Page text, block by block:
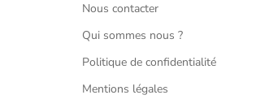
Nous contacter
Qui sommes nous ?
Politique de confidentialité
Mentions légales